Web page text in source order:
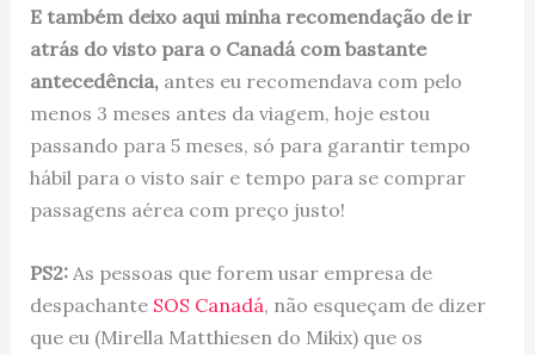
E também deixo aqui minha recomendação de ir
atrás do visto para o Canadá com bastante
antecedência,antes eu recomendava com pelo
menos 3 meses antes da viagem, hoje estou
passando para 5 meses, só para garantir tempo
hábil para o visto sair e tempo para se comprar
passagens aérea com preço justo!
PS2:As pessoas que forem usar empresa de
despachante SOS Canadá, não esqueçam de dizer
que eu (Mirella Matthiesen do Mikix) que os